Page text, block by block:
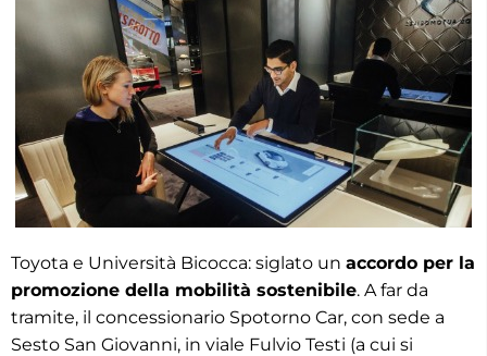
Toyota e Università Bicocca: siglato un accordo per la
promozione della mobilità sostenibile. A far da
tramite, il concessionario Spotorno Car, con sede a
Sesto San Giovanni, in viale Fulvio Testi (a cui si